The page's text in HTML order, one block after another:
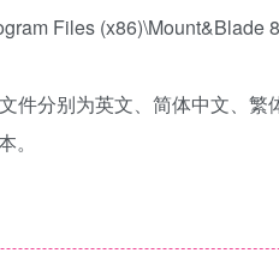
Files (x86)\Mount&Blade
件分别为英文、简体中文、繁